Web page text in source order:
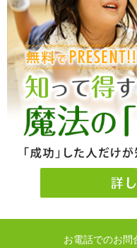
お電話でのお問